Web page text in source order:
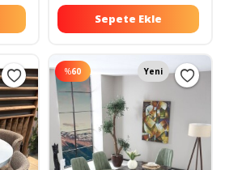
Sepete Ekle
%60 Yeni